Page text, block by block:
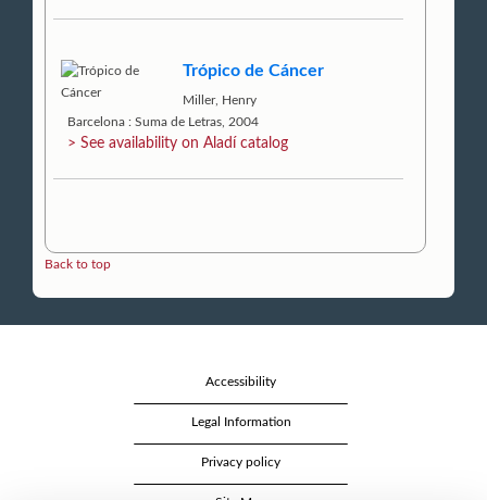
Trópico de Cáncer
Miller, Henry
Barcelona : Suma de Letras, 2004
> See availability on Aladí catalog
Back to top
Accessibility
Legal Information
Privacy policy